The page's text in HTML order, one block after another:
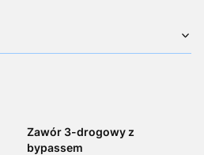
Zawór 3-drogowy z
bypassem